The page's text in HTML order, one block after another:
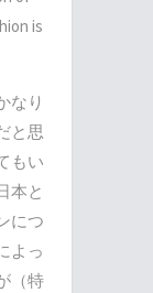
is
なり
と思
もい
本と
につ
よっ
（特